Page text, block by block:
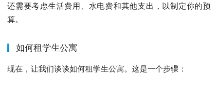
还需要考虑生活费用、水电费和其他支出，以制定你的预
算。
如何租学生公寓
现在，让我们谈谈如何租学生公寓。这是一个步骤：